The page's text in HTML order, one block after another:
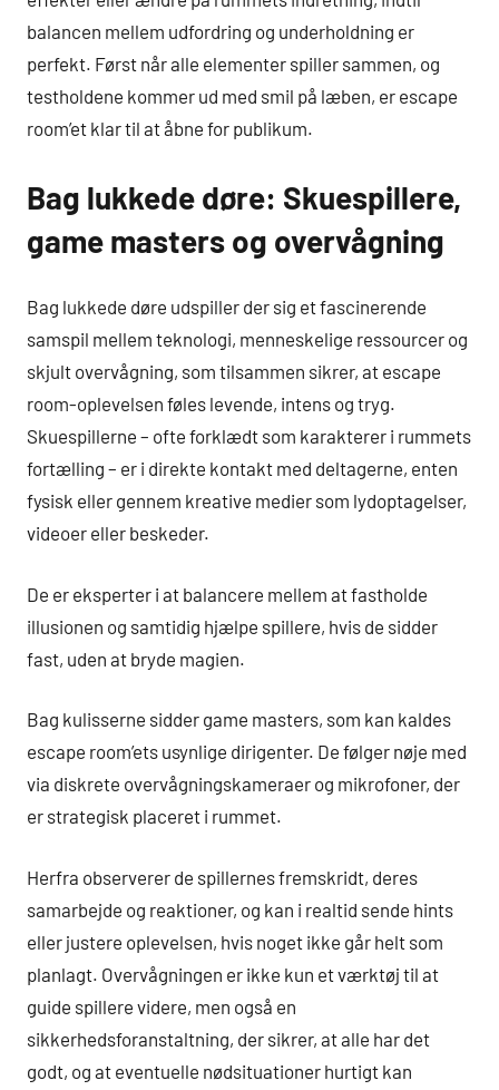
balancen mellem udfordring og underholdning er
perfekt. Først når alle elementer spiller sammen, og
testholdene kommer ud med smil på læben, er escape
room’et klar til at åbne for publikum.
Bag lukkede døre: Skuespillere,
game masters og overvågning
Bag lukkede døre udspiller der sig et fascinerende
samspil mellem teknologi, menneskelige ressourcer og
skjult overvågning, som tilsammen sikrer, at escape
room-oplevelsen føles levende, intens og tryg.
Skuespillerne – ofte forklædt som karakterer i rummets
fortælling – er i direkte kontakt med deltagerne, enten
fysisk eller gennem kreative medier som lydoptagelser,
videoer eller beskeder.
De er eksperter i at balancere mellem at fastholde
illusionen og samtidig hjælpe spillere, hvis de sidder
fast, uden at bryde magien.
Bag kulisserne sidder game masters, som kan kaldes
escape room’ets usynlige dirigenter. De følger nøje med
via diskrete overvågningskameraer og mikrofoner, der
er strategisk placeret i rummet.
Herfra observerer de spillernes fremskridt, deres
samarbejde og reaktioner, og kan i realtid sende hints
eller justere oplevelsen, hvis noget ikke går helt som
planlagt. Overvågningen er ikke kun et værktøj til at
guide spillere videre, men også en
sikkerhedsforanstaltning, der sikrer, at alle har det
godt, og at eventuelle nødsituationer hurtigt kan